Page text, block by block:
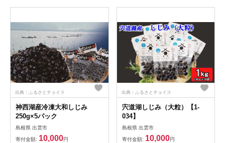
出典：ふるさとチョイス
神西湖産冷凍大和しじみ
250g×5パック
島根県 出雲市
寄付金額: 10,000円
出典：ふるさとチョイス
宍道湖しじみ（大粒）【1-
034】
島根県 出雲市
寄付金額: 10,000円